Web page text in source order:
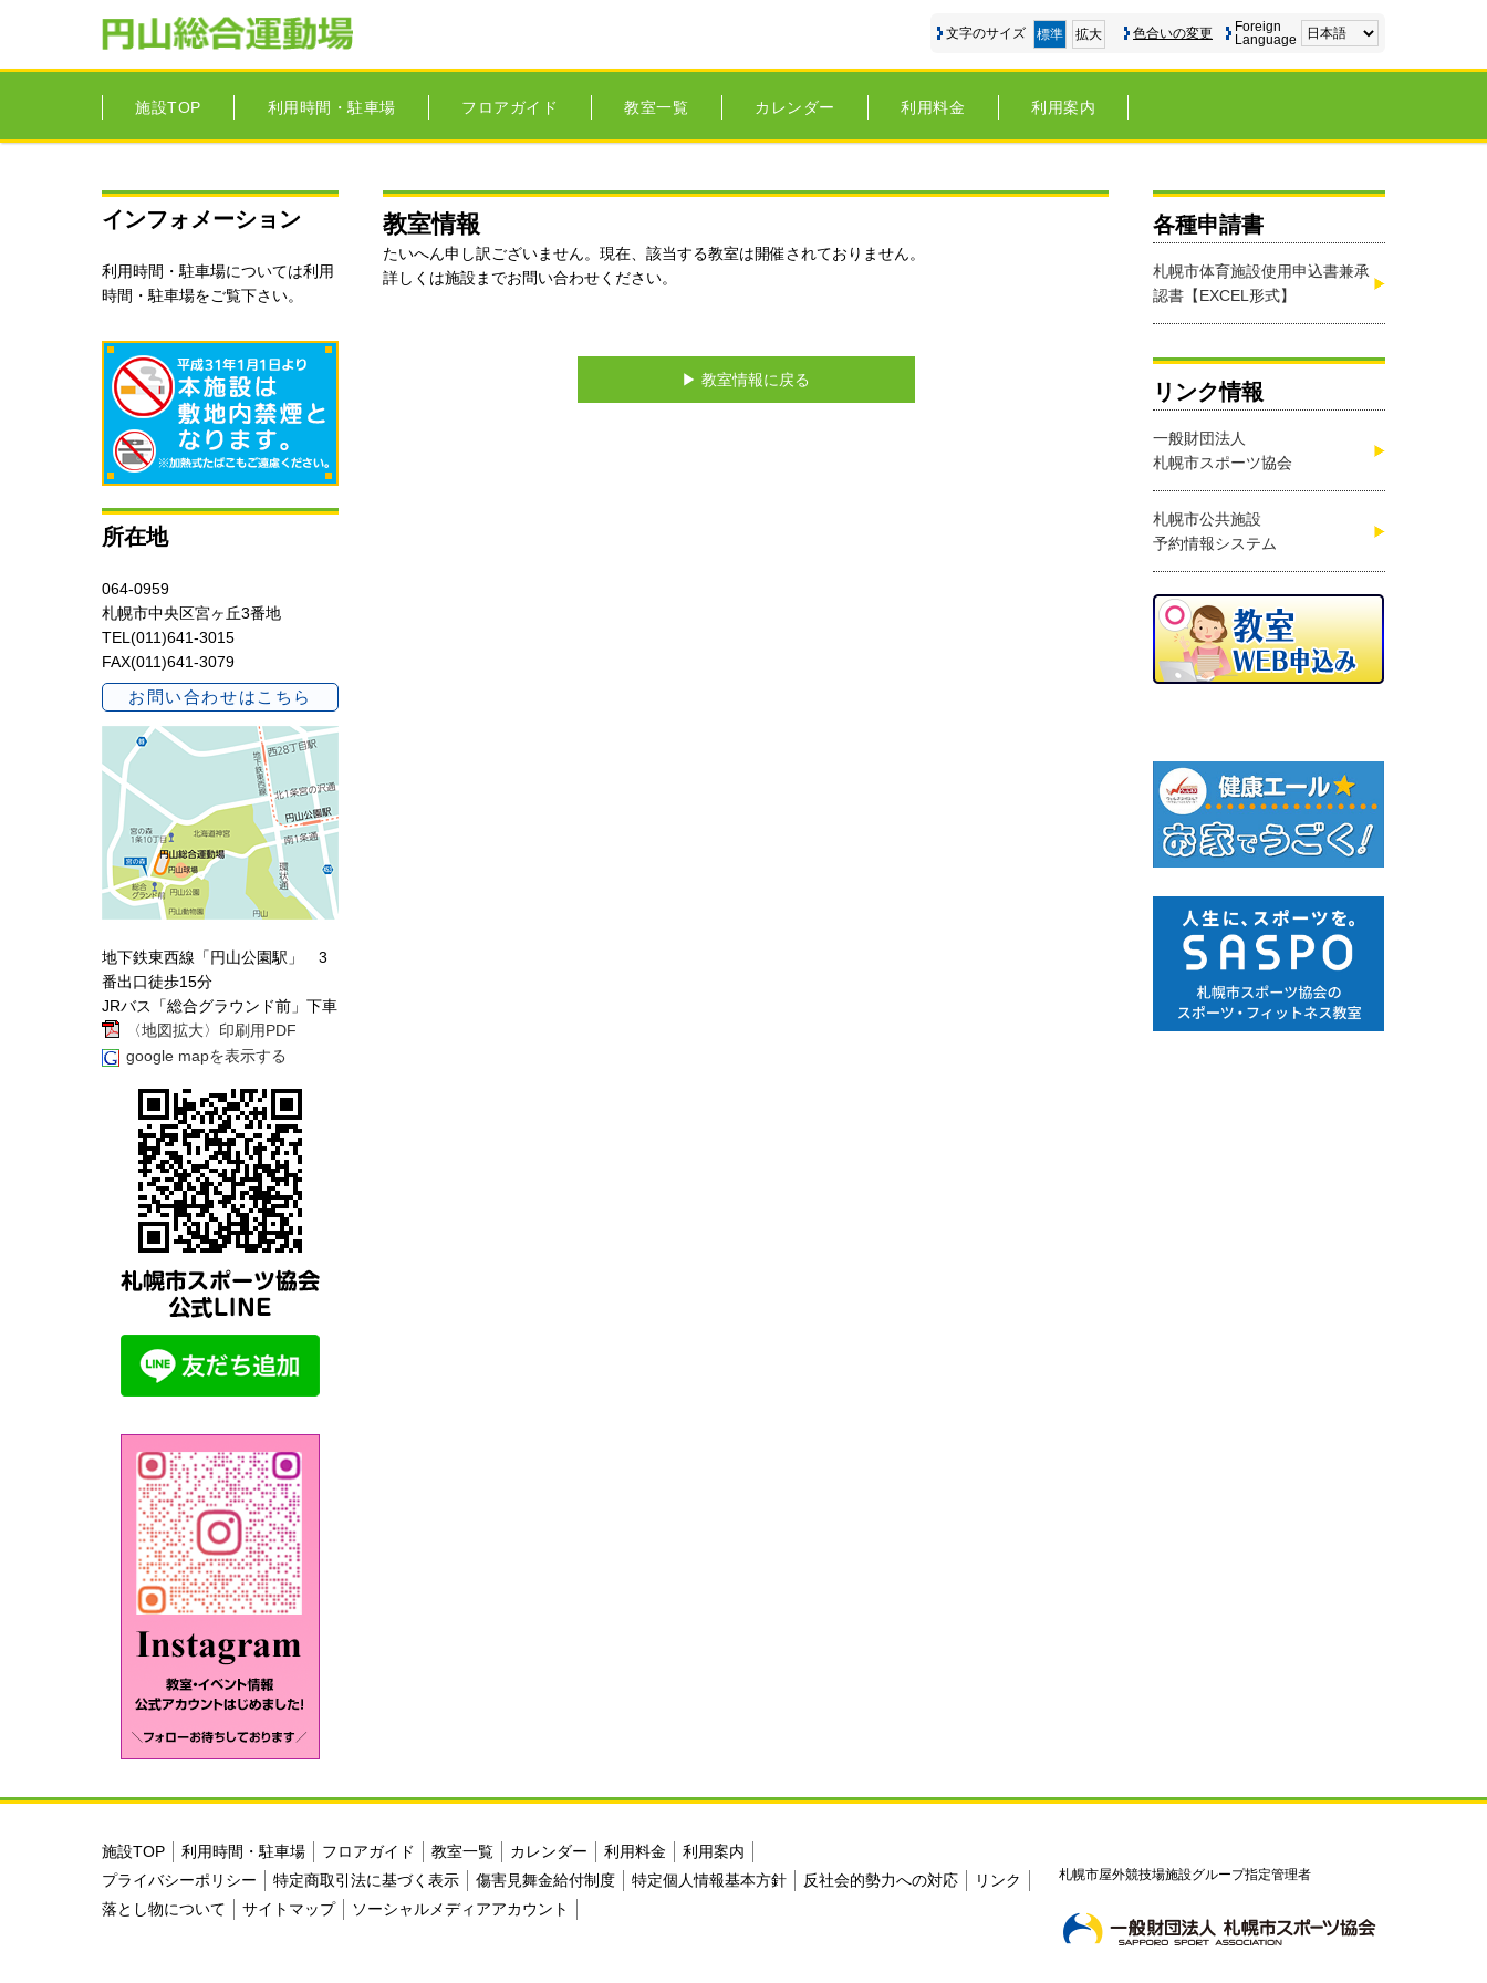
文字のサイズ 標準 拡大 色合いの変更
Foreign
Language
施設TOP 利用時間・駐車場 フロアガイド 教室一覧 カレンダー 利用料金 利用案内
インフォメーション
利用時間・駐車場については利用
時間・駐車場をご覧下さい。
所在地
064-0959
札幌市中央区宮ヶ丘3番地
TEL(011)641-3015
FAX(011)641-3079
お問い合わせはこちら
地下鉄東西線「円山公園駅」 3
番出口徒歩15分
JRバス「総合グラウンド前」下車
〈地図拡大〉印刷用PDF
google mapを表示する
教室情報
たいへん申し訳ございません。現在、該当する教室は開催されておりません。
詳しくは施設までお問い合わせください。
▶︎ 教室情報に戻る
各種申請書
札幌市体育施設使用申込書兼承
認書【EXCEL形式】
リンク情報
一般財団法人
札幌市スポーツ協会
札幌市公共施設
予約情報システム
施設TOP 利用時間・駐車場 フロアガイド 教室一覧 カレンダー 利用料金
利用案内
プライバシーポリシー
特定商取引法に基づく表示 傷害見舞金給付制度 特定個人情報基本方針 反社会的勢力への対応
リンク
落とし物について
サイトマップ ソーシャルメディアアカウント
札幌市屋外競技場施設グループ指定管理者